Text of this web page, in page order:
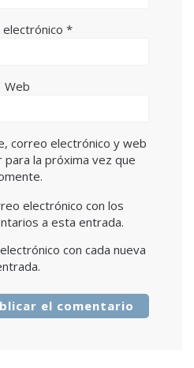
*
Web
correo electrónico y web
la próxima vez que
electrónico con los
a esta entrada.
con cada nueva